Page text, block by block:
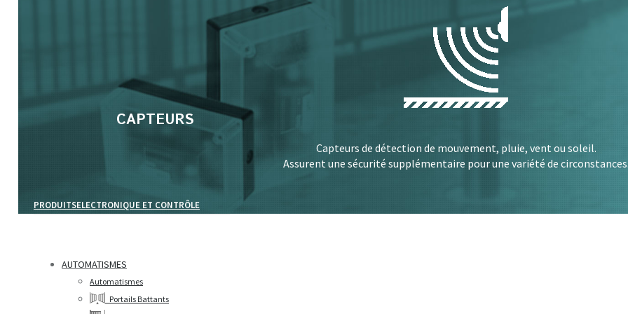
CAPTEURS
Capteurs de détection de mouvement, pluie, vent ou soleil.
Assurent une sécurité supplémentaire pour une variété de
PRODUITSELECTRONIQUE ET CONTRÔLE
AUTOMATISMES
Automatismes
Portails Battants